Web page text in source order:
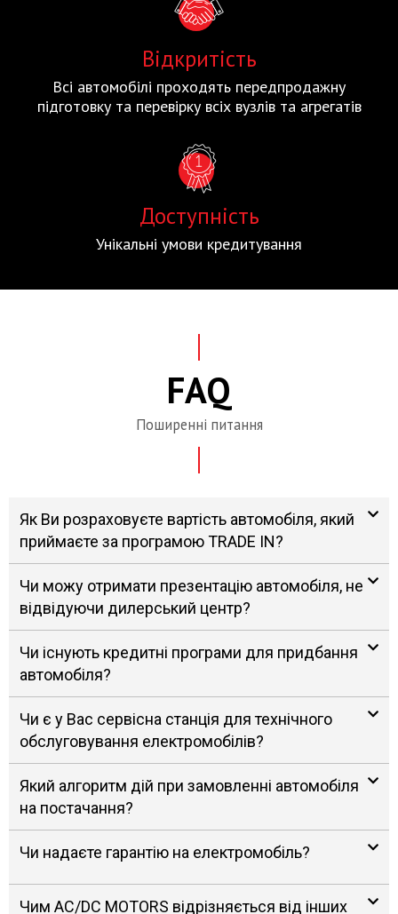
Відкритість
Всі автомобілі проходять передпродажну
підготовку та перевірку всіх вузлів та агрегатів
Доступність
Унікальні умови кредитування
FAQ
Поширенні питання
Як Ви розраховуєте вартість автомобіля, який
приймаєте за програмою TRADE IN?
Чи можу отримати презентацію автомобіля, не
відвідуючи дилерський центр?
Чи існують кредитні програми для придбання
автомобіля?
Чи є у Вас сервісна станція для технічного
обслуговування електромобілів?
Який алгоритм дій при замовленні автомобіля
на постачання?
Чи надаєте гарантію на електромобіль?
Чим AC/DC MOTORS відрізняється від інших